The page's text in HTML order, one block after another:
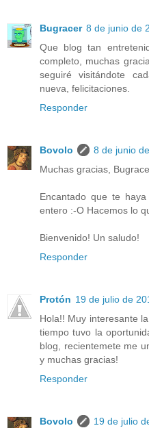
Bugracer 8 de junio de
Que blog tan
completo, muchas
seguiré visitándote
nueva, felicitaciones.
Responder
Bovolo
8 de junio
Muchas gracias,
Encantado que te
entero :-O Hacemos lo
Bienvenido! Un saludo!
Responder
Protón 19 de julio de
Hola!! Muy interesante
tiempo tuvo la
blog, recientemete me
y muchas gracias!
Responder
Bovolo
19 de julio